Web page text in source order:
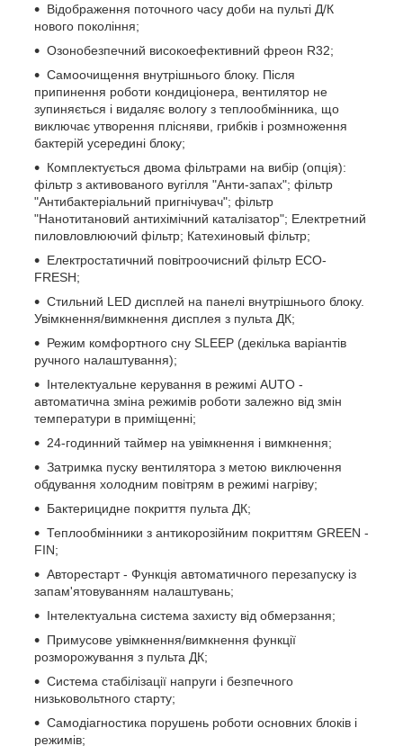
Відображення поточного часу доби на пульті Д/К
нового покоління;
Озонобезпечний високоефективний фреон R32;
Самоочищення внутрішнього блоку. Після
припинення роботи кондиціонера, вентилятор не
зупиняється і видаляє вологу з теплообмінника, що
виключає утворення плісняви, грибків і розмноження
бактерій усередині блоку;
Комплектується двома фільтрами на вибір (опція):
фільтр з активованого вугілля "Анти-запах"; фільтр
"Антибактеріальний пригнічувач"; фільтр
"Нанотитановий антихімічний каталізатор"; Електретний
пиловловлюючий фільтр; Катехиновый фільтр;
Електростатичний повітроочисний фільтр ЕСО-
FRESH;
Стильний LED дисплей на панелі внутрішнього блоку.
Увімкнення/вимкнення дисплея з пульта ДК;
Режим комфортного сну SLЕЕР (декілька варіантів
ручного налаштування);
Інтелектуальне керування в режимі AUTO -
автоматична зміна режимів роботи залежно від змін
температури в приміщенні;
24-годинний таймер на увімкнення і вимкнення;
Затримка пуску вентилятора з метою виключення
обдування холодним повітрям в режимі нагріву;
Бактерицидне покриття пульта ДК;
Теплообмінники з антикорозійним покриттям GREEN -
FIN;
Авторестарт - Функція автоматичного перезапуску із
запам'ятовуванням налаштувань;
Інтелектуальна система захисту від обмерзання;
Примусове увімкнення/вимкнення функції
розморожування з пульта ДК;
Система стабілізації напруги і безпечного
низьковольтного старту;
Самодіагностика порушень роботи основних блоків і
режимів;